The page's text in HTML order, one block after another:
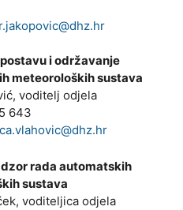
i održavanje
meteoroloških sustava
voditelj odjela
643
rada automatskih
sustava
voditeljica odjela